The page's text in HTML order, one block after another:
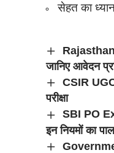
सेहत का
Rajasthan
जानिए आवेदन
CSIR
परीक्षा
SBI PO
इन नियमों का